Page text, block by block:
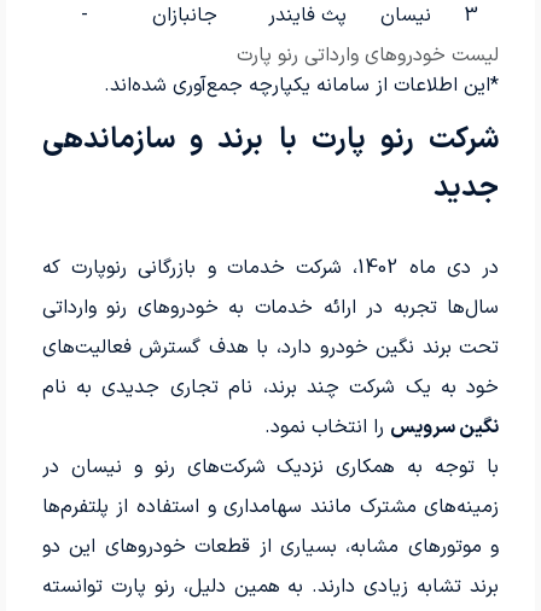
لیست خودروهای وارداتی رنو پارت
3
نیسان پث فایندر جانبازان -
*این اطلاعات از سامانه یکپارچه جمع‌آوری شده‌اند.
شرکت رنو پارت با برند و سازماندهی
جدید
در دی ماه 1402، شرکت خدمات و بازرگانی رنوپارت که
سال‌ها تجربه در ارائه خدمات به خودروهای رنو وارداتی
تحت برند نگین خودرو دارد، با هدف گسترش فعالیت‌های
خود به یک شرکت چند برند، نام تجاری جدیدی به نام
نگین سرویس را انتخاب نمود.
با توجه به همکاری نزدیک شرکت‌های رنو و نیسان در
زمینه‌های مشترک مانند سهامداری و استفاده از پلتفرم‌ها
و موتورهای مشابه، بسیاری از قطعات خودروهای این دو
برند تشابه زیادی دارند. به همین دلیل، رنو پارت توانسته‌